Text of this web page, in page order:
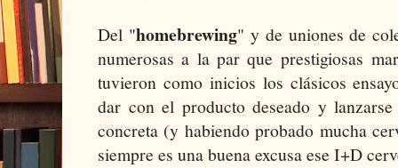
Del "homebrewing" y de uniones de
numerosas a la par que prestigiosas
tuvieron como inicios los clásicos
dar con el producto deseado y
concreta (y habiendo probado mucha
siempre es una buena excusa ese I+D